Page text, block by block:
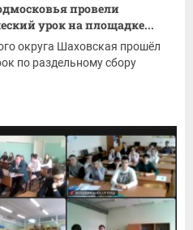
провели
урок на площадке...
округа Шаховская прошёл
по раздельному сбору